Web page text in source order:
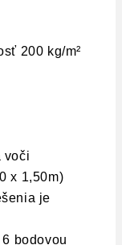
200 kg/m²
voči
x 1,50m)
je
bodovou